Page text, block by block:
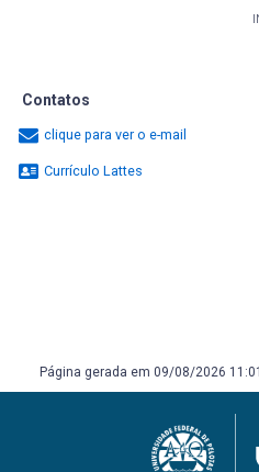
Contatos
clique para ver o e-mail
Currículo Lattes
Página gerada em 09/08/2026